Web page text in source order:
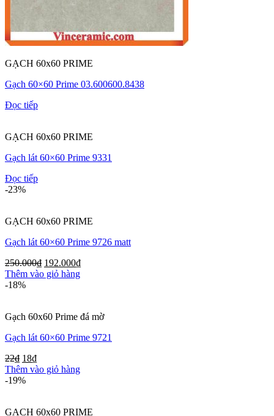
GẠCH 60x60 PRIME
Gạch 60×60 Prime 03.600600.8438
Đọc tiếp
GẠCH 60x60 PRIME
Gạch lát 60×60 Prime 9331
Đọc tiếp
-23%
GẠCH 60x60 PRIME
Gạch lát 60×60 Prime 9726 matt
250.000₫ 192.000₫
Thêm vào giỏ hàng
-18%
Gạch 60x60 Prime đá mờ
Gạch lát 60×60 Prime 9721
22₫ 18₫
Thêm vào giỏ hàng
-19%
GẠCH 60x60 PRIME